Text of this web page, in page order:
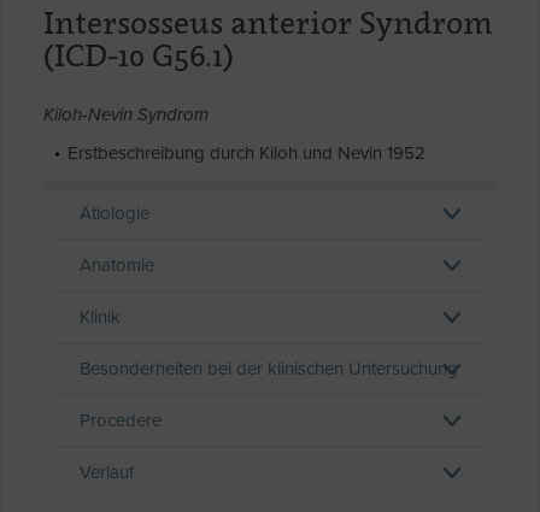
Intersosseus anterior Syndrom
(ICD-10 G56.1)
Kiloh-Nevin Syndrom
Erstbeschreibung durch Kiloh und Nevin 1952
Ätiologie
Anatomie
Klinik
Besonderheiten bei der klinischen Untersuchung
Procedere
Verlauf